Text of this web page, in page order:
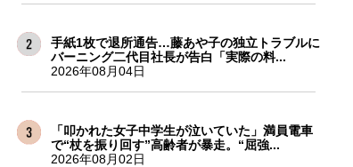
手紙1枚で退所通告…藤あや子の独立トラブルに
バーニング二代目社長が告白「実際の料...
2026年08月04日
「叩かれた女子中学生が泣いていた」満員電車
で“杖を振り回す”高齢者が暴走。“屈強...
2026年08月02日